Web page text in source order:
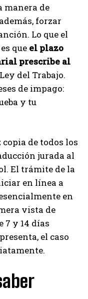
manera de
forzar
Lo que el
que el plazo
prescribe al
del Trabajo.
de impago:
y tu
copia de todos los
jurada al
El trámite de la
en línea a
en
vista de
7 y 14 días
el caso